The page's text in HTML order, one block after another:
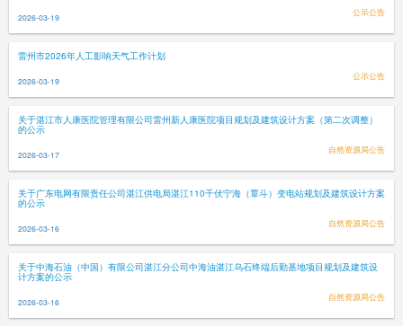
2026-03-19 公示公告
雷州市2026年人工影响天气工作计划
2026-03-19 公示公告
关于湛江市人康医院管理有限公司雷州新人康医院项目规划及建筑设计方案（第二次调整）
的公示
2026-03-17 自然资源局公告
关于广东电网有限责任公司湛江供电局湛江110千伏宁海（覃斗）变电站规划及建筑设计方案
的公示
2026-03-16 自然资源局公告
关于中海石油（中国）有限公司湛江分公司中海油湛江乌石终端后勤基地项目规划及建筑设
计方案的公示
2026-03-16 自然资源局公告